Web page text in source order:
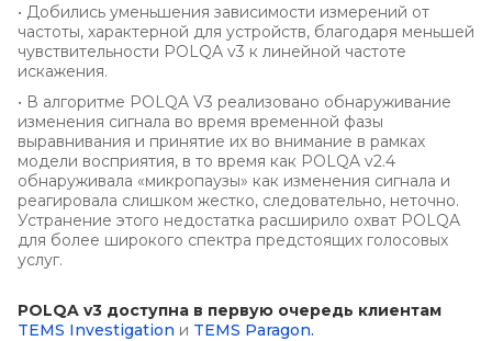
• Добились уменьшения зависимости измерений от
частоты, характерной для устройств, благодаря меньшей
чувствительности POLQA v3 к линейной частоте
искажения.
• В алгоритме POLQA V3 реализовано обнаруживание
изменения сигнала во время временной фазы
выравнивания и принятие их во внимание в рамках
модели восприятия, в то время как POLQA v2.4
обнаруживала «микропаузы» как изменения сигнала и
реагировала слишком жестко, следовательно, неточно.
Устранение этого недостатка расширило охват POLQA
для более широкого спектра предстоящих голосовых
услуг.
POLQA v3 доступна в первую очередь клиентам
TEMS Investigation и TEMS Paragon.